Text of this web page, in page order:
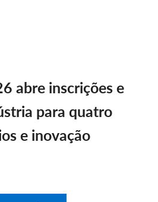
abre inscrições e
para quatro
e inovação